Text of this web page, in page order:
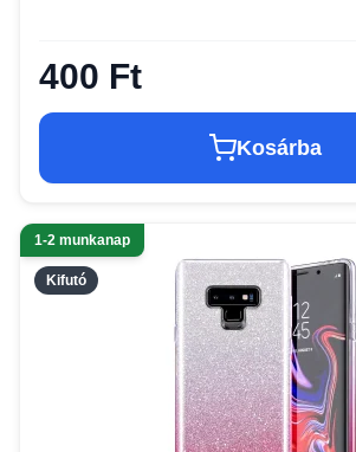
400 Ft
Kosárba
Kifutó
1-2 munkanap